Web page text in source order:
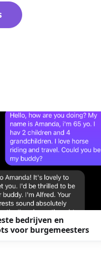
bedrijven en
voor burgemeesters